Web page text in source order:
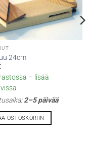
24cm
– lisää
2–5 päivää
OSTOSKORIIN